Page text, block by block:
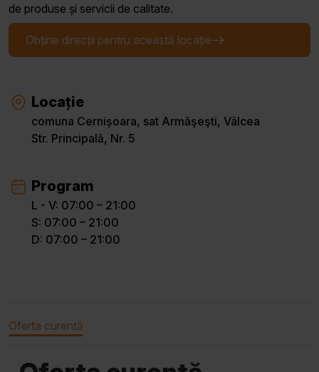
de produse și servicii de calitate.
Obține direcții pentru această locație
Locație
comuna Cernișoara, sat Armăşeşti, Vâlcea
Str. Principală, Nr. 5
Program
L - V: 07:00 – 21:00
S: 07:00 – 21:00
D: 07:00 – 21:00
Oferta curentă